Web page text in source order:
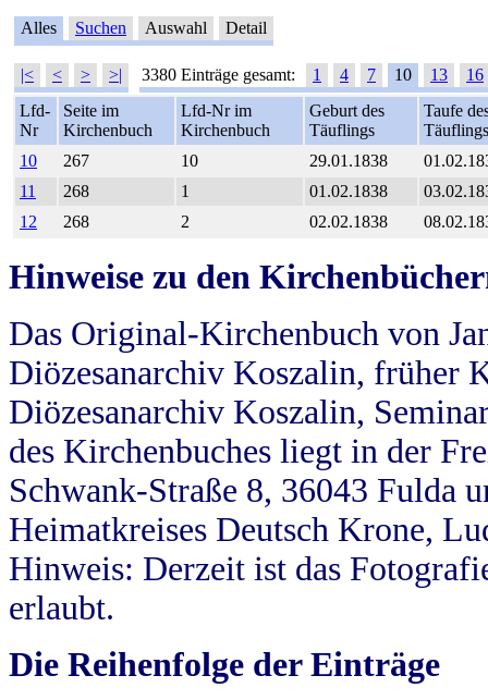
Alles Suchen Auswahl Detail
|< < > >| 3380 Einträge gesamt: 1 4 7 10 13
16
Lfd-
Nr
Seite im
Kirchenbuch
Lfd-Nr im
Kirchenbuch
Geburt des
Täuflings
Taufe
Täuflings
10
267 10 29.01.1838
11
268 1 01.02.1838
12
268 2 02.02.1838
Hinweise zu den
Das Original-Kirchenbuch von
Diözesanarchiv Koszalin, früher
Diözesanarchiv Koszalin,
des Kirchenbuches liegt in der
Schwank-Straße 8, 36043 Fulda
Heimatkreises Deutsch Krone,
Hinweis: Derzeit ist das
erlaubt.
Die Reihenfolge der Einträge